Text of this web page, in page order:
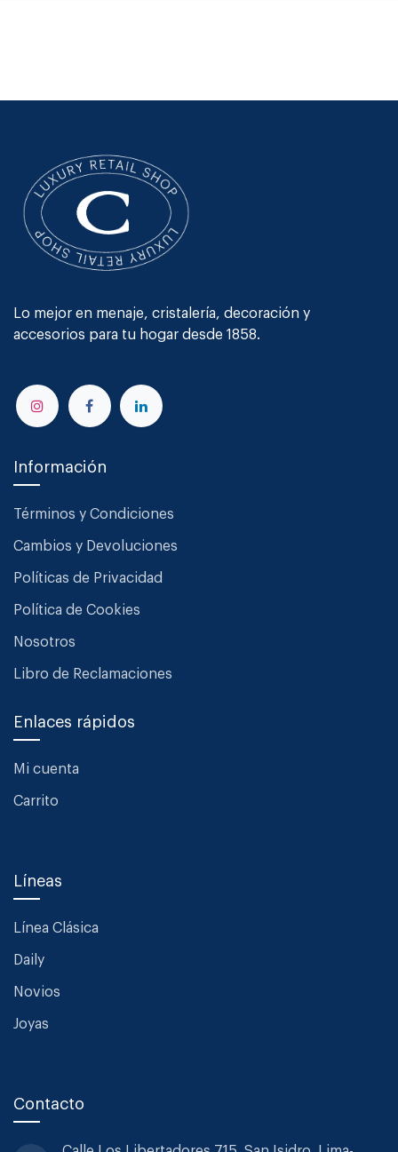
Lo mejor en menaje, cristalería, decoración y
accesorios para tu hogar desde 1858.
Información
Términos y Condiciones
Cambios y Devoluciones
Políticas de Privacidad
Política de Cookies
Nosotros
Libro de Reclamaciones
Enlaces rápidos
Mi cuenta
Carrito
Líneas
Línea Clásica
Daily
Novios
Joyas
Contacto